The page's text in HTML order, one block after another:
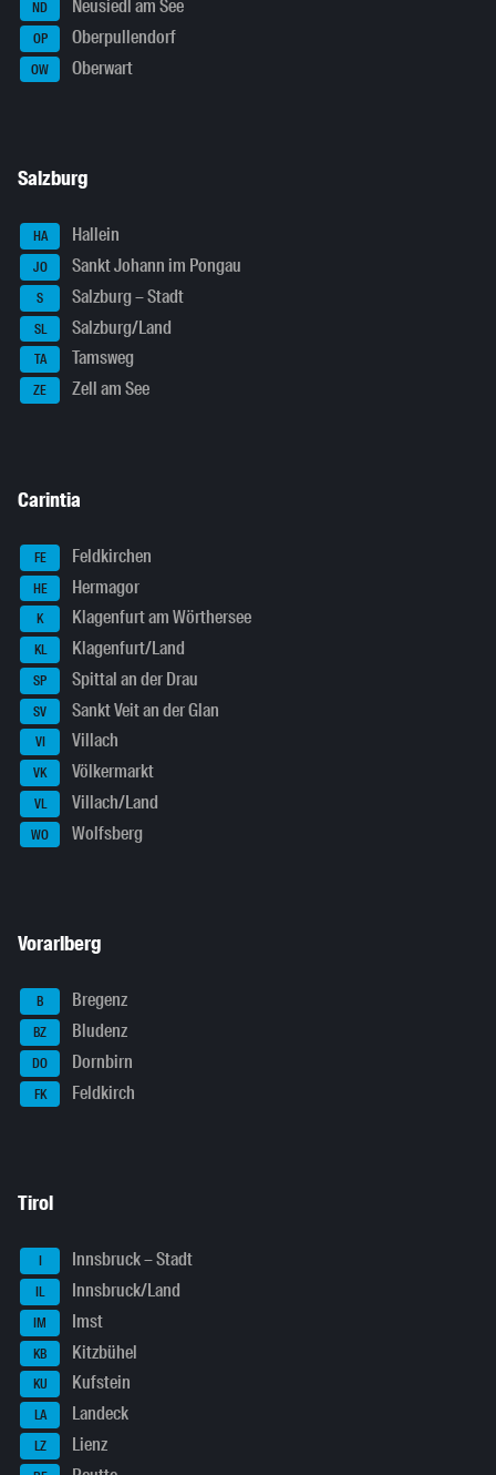
ND Neusiedl am See
OP Oberpullendorf
OW Oberwart
Salzburg
HA Hallein
JO Sankt Johann im Pongau
S Salzburg – Stadt
SL Salzburg/Land
TA Tamsweg
ZE Zell am See
Carintia
FE Feldkirchen
HE Hermagor
K Klagenfurt am Wörthersee
KL Klagenfurt/Land
SP Spittal an der Drau
SV Sankt Veit an der Glan
VI Villach
VK Völkermarkt
VL Villach/Land
WO Wolfsberg
Vorarlberg
B Bregenz
BZ Bludenz
DO Dornbirn
FK Feldkirch
Tirol
I Innsbruck – Stadt
IL Innsbruck/Land
IM Imst
KB Kitzbühel
KU Kufstein
LA Landeck
LZ Lienz